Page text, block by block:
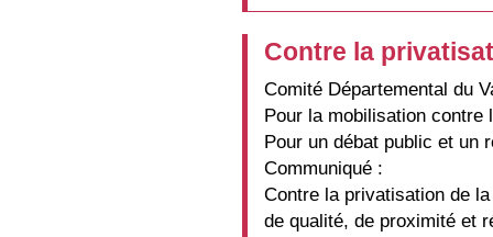
Contre la
Comité Départemental du
Pour la mobilisation contre
Pour un débat public et un
Communiqué :
Contre la privatisation de
de qualité, de proximité et